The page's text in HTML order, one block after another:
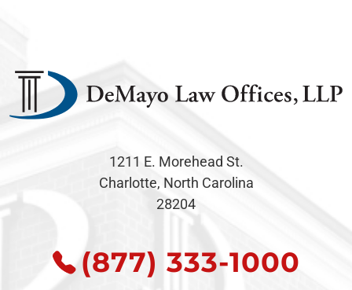
1211 E. Morehead St.
Charlotte, North Carolina
28204
(877) 333-1000